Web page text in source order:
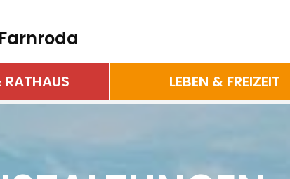
RATHAUS LEBEN & FREIZEIT